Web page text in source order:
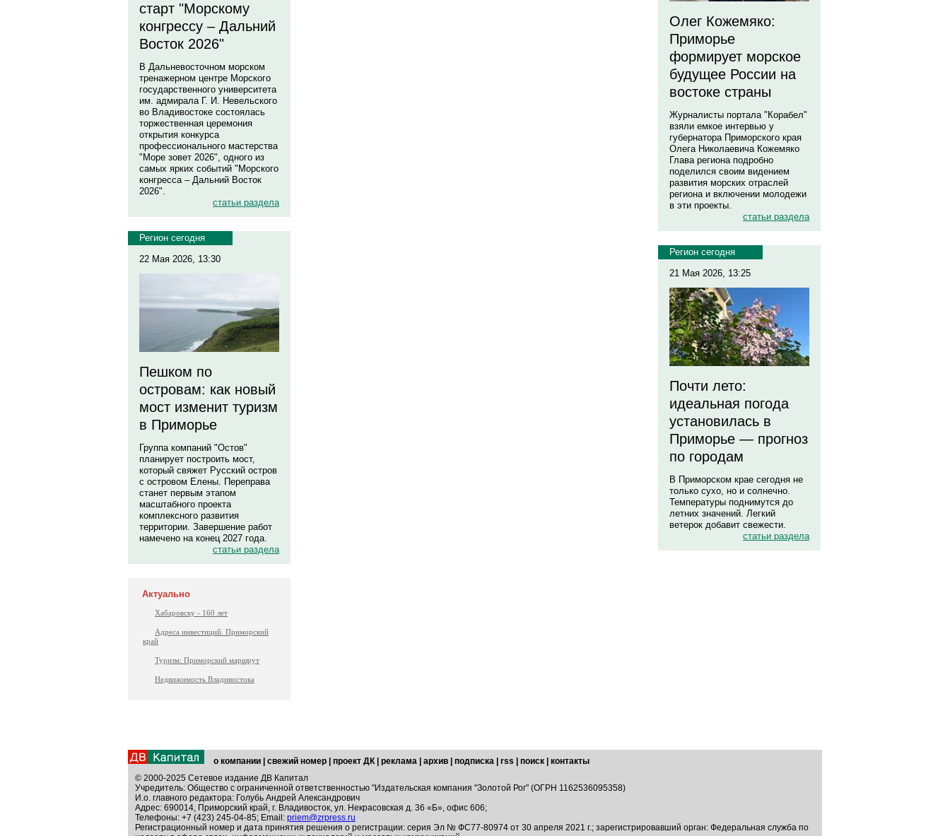
старт "Морскому
конгрессу – Дальний
Восток 2026"
В Дальневосточном морском
тренажерном центре Морского
государственного университета
им. адмирала Г. И. Невельского
во Владивостоке состоялась
торжественная церемония
открытия конкурса
профессионального мастерства
"Море зовет 2026", одного из
самых ярких событий "Морского
конгресса – Дальний Восток
2026".
статьи раздела
Регион сегодня
22 Мая 2026, 13:30
Пешком по
островам: как новый
мост изменит туризм
в Приморье
Группа компаний "Остов"
планирует построить мост,
который свяжет Русский остров
с островом Елены. Переправа
станет первым этапом
масштабного проекта
комплексного развития
территории. Завершение работ
намечено на конец 2027 года.
статьи раздела
Актуально
Хабаровску - 160 лет
Адреса инвестиций. Приморский
край
Туризм: Приморский маршрут
Недвижимость Владивостока
Олег Кожемяко:
Приморье
формирует морское
будущее России на
востоке страны
Журналисты портала "Корабел"
взяли емкое интервью у
губернатора Приморского края
Олега Николаевича Кожемяко
Глава региона подробно
поделился своим видением
развития морских отраслей
региона и включении молодежи
в эти проекты.
статьи раздела
Регион сегодня
21 Мая 2026, 13:25
Почти лето:
идеальная погода
установилась в
Приморье — прогноз
по городам
В Приморском крае сегодня не
только сухо, но и солнечно.
Температуры поднимутся до
летних значений. Легкий
ветерок добавит свежести.
статьи раздела
о компании свежий номер проект ДК реклама архив подписка rss поиск
контакты
© 2000-2025 Сетевое издание ДВ Капитал
Учредитель: Общество с ограниченной ответственностью "Издательская компания "Золотой Рог" (ОГРН 1162536095358)
И.о. главного редактора: Голубь Андрей Александрович
Адрес: 690014, Приморский край, г. Владивосток, ул. Некрасовская д. 36 «Б», офис 606;
Телефоны: +7 (423) 245-04-85; Email: priem@zrpress.ru
Регистрационный номер и дата принятия решения о регистрации: серия Эл № ФС77-80974 от 30 апреля 2021 г.; зарегистрировавший орган: Федеральная служба по